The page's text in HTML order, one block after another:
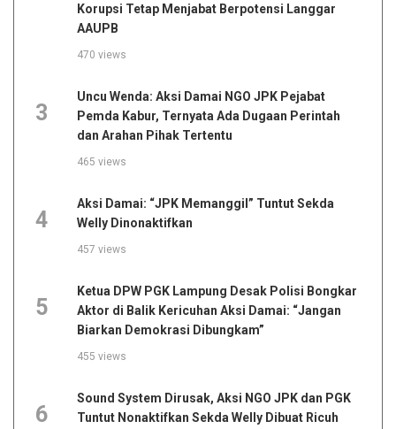
Korupsi Tetap Menjabat Berpotensi Langgar
AAUPB
470 views
3
Uncu Wenda: Aksi Damai NGO JPK Pejabat
Pemda Kabur, Ternyata Ada Dugaan Perintah
dan Arahan Pihak Tertentu
465 views
4
Aksi Damai: “JPK Memanggil” Tuntut Sekda
Welly Dinonaktifkan
457 views
5
Ketua DPW PGK Lampung Desak Polisi Bongkar
Aktor di Balik Kericuhan Aksi Damai: “Jangan
Biarkan Demokrasi Dibungkam”
455 views
6
Sound System Dirusak, Aksi NGO JPK dan PGK
Tuntut Nonaktifkan Sekda Welly Dibuat Ricuh